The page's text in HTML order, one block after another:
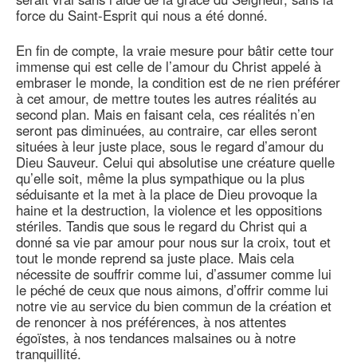
force du Saint-Esprit qui nous a été donné.
En fin de compte, la vraie mesure pour bâtir cette tour
immense qui est celle de l’amour du Christ appelé à
embraser le monde, la condition est de ne rien préférer
à cet amour, de mettre toutes les autres réalités au
second plan. Mais en faisant cela, ces réalités n’en
seront pas diminuées, au contraire, car elles seront
situées à leur juste place, sous le regard d’amour du
Dieu Sauveur. Celui qui absolutise une créature quelle
qu’elle soit, même la plus sympathique ou la plus
séduisante et la met à la place de Dieu provoque la
haine et la destruction, la violence et les oppositions
stériles. Tandis que sous le regard du Christ qui a
donné sa vie par amour pour nous sur la croix, tout et
tout le monde reprend sa juste place. Mais cela
nécessite de souffrir comme lui, d’assumer comme lui
le péché de ceux que nous aimons, d’offrir comme lui
notre vie au service du bien commun de la création et
de renoncer à nos préférences, à nos attentes
égoïstes, à nos tendances malsaines ou à notre
tranquillité.